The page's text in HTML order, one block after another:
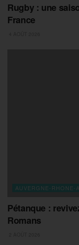
Rugby : une
France
AUVERGNE-RHONE-
Pétanque :
Romans